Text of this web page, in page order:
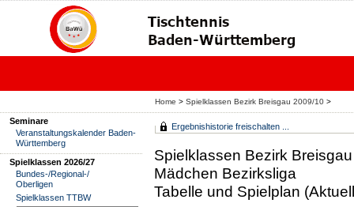
Home > Spielklassen Bezirk Breisgau 2009/10 >
Seminare
Veranstaltungskalender Baden-
Württemberg
Spielklassen 2026/27
Bundes-/Regional-/
Oberligen
Spielklassen TTBW
Ergebnishistorie freischalten ...
Spielklassen Bezirk
Mädchen Bezirksliga
Tabelle und Spielplan